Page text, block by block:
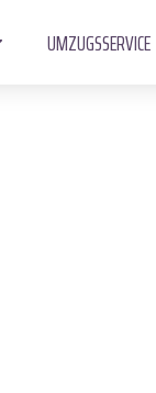
UMZUGSSERVICE